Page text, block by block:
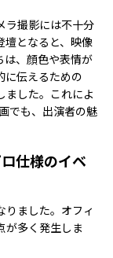
ラ撮影には不十分
壇となると、映像
は、顔色や表情が
に伝えるための
ました。これによ
でも、出演者の魅
仕様のイベ
りました。オフィ
が多く発生しま